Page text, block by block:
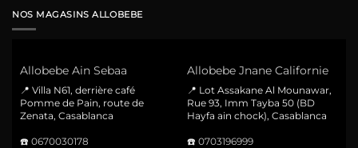
NOS MAGASINS ALLOBEBE
Allobebe Ain Sebaa
📍 Villa N61, derrière café
Pomme de Pain, route de
Zenata, Casablanca
☎️ 0670030178
Allobebe Jnane Californie
📍 Lot Assakane Al Mounawar,
Rue 93, Imm Tayba 50 (BD
Hayfa ain chock), Casablanca
☎️ 0703196999